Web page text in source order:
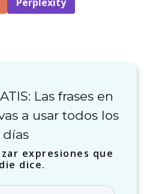
Las frases en
a usar todos los
días
expresiones que
dice.